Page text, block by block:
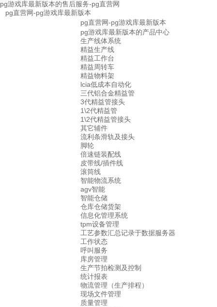
pg游戏库最新版本的售后服务-pg直营网
pg直营网-pg游戏库最新版本
pg直营网-pg游戏库最新版本
pg游戏库最新版本的产品中心
生产线体系统
精益生产线
精益工作台
精益周转车
精益物料架
lcia低成本自动化
三代铝合金精益管
3代精益管接头
1\2代精益管
1\2代精益管接头
其它辅件
流利条滑轨及接头
脚轮
倍速链装配线
皮带线/插件线
滚筒线
智能物流系统
agv智能
智能仓储
仓库仓储货架
信息化管理系统
tpm设备管理
工艺参数汇总记录于数据服务器
工作状态
呼叫服务
库房管理
生产节拍检测及控制
统计报表
物流管理（生产排程）
现场文件管理
质量管理